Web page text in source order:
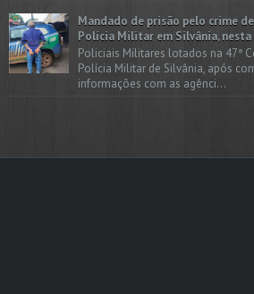
Mandado de prisão pelo crime
Polícia Militar em Silvânia,
Policiais Militares lotados na 47ª
Polícia Militar de Silvânia, após
informações com as agênci...